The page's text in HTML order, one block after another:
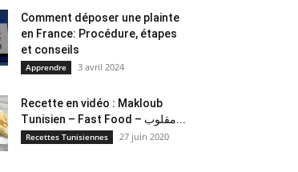
Comment déposer une plainte
en France: Procédure, étapes
et conseils
Apprendre 3 avril 2024
Recette en vidéo : Makloub
Tunisien – Fast Food – مقلوب...
Recettes Tunisiennes 27 juin 2020